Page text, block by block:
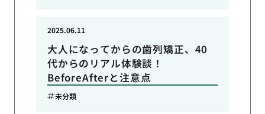
大人になってからの歯列矯正、40
代からのリアル体験談！
BeforeAfterと注意点
2025.06.11
未分類